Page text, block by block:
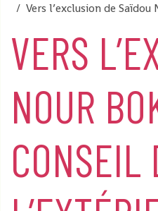
Vers l’exclusion de
VERS
NOUR
CONSEIL